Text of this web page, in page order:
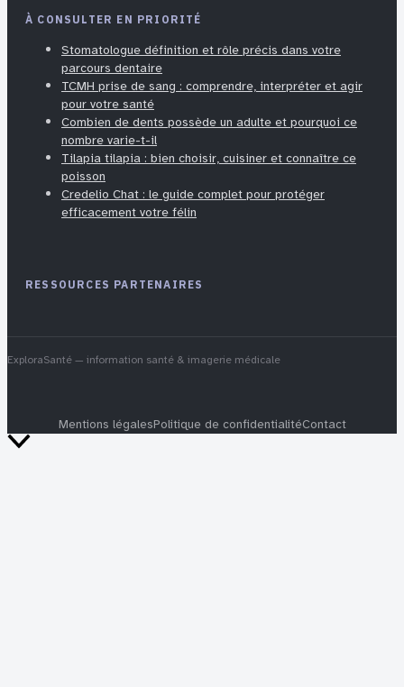
À CONSULTER EN PRIORITÉ
Stomatologue définition et rôle précis dans votre
parcours dentaire
TCMH prise de sang : comprendre, interpréter et agir
pour votre santé
Combien de dents possède un adulte et pourquoi ce
nombre varie-t-il
Tilapia tilapia : bien choisir, cuisiner et connaître ce
poisson
Credelio Chat : le guide complet pour protéger
efficacement votre félin
RESSOURCES PARTENAIRES
ExploraSanté — information santé & imagerie médicale
Mentions légalesPolitique de confidentialitéContact
Retour